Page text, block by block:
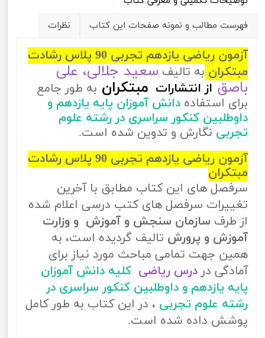
فهرست مطالب و نمونه صفحات این کتاب
نظرات
آزمون ریاضی یازدهم تجربی 90 پلاس رشادت
مبتکران به تالیف سعید جلالی، علی
باصق از انتشارات مبتکران به طور جامع
برای استفاده دانش آموزان پایه یازدهم و
داوطلبین کنکور سراسری در رشته علوم
تجربی نگارش و تدوین شده است.
آزمون ریاضی یازدهم تجربی 90 پلاس رشادت
مبتکران
سرفصل های این کتاب مطابق با آخرین
تغییرات سرفصل های کتب درسی اعلام شده
از طرف سازمان سنجش و آموزش و وزارت
آموزش و پرورش تالیف گردیده است، به
همین جهت تمامی مباحث مورد نیاز برای
آمادگی در درس ریاضی کلیه دانش آموزان
پایه یازدهم و داوطلبین کنکور سراسری در
رشته علوم تجربی ، در این کتاب به طور کامل
پوشش داده شده است.